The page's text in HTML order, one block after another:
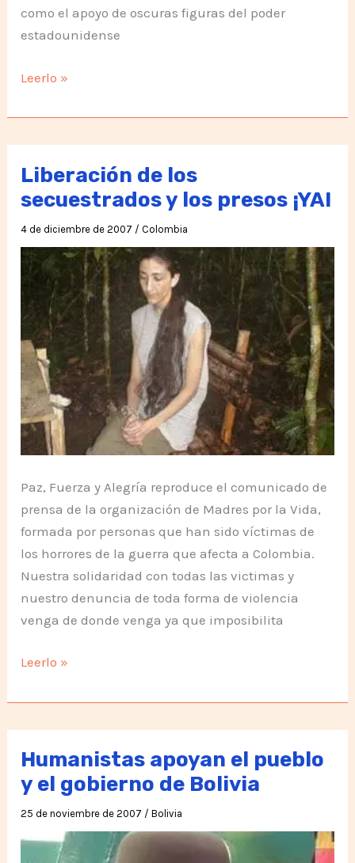
como el apoyo de oscuras figuras del poder
estadounidense
Conspiración
contra
Evo
Morales
Leerlo »
Liberación de los
secuestrados y los presos ¡YA!
4 de diciembre de 2007 / Colombia
Paz, Fuerza y Alegría reproduce el comunicado de
prensa de la organización de Madres por la Vida,
formada por personas que han sido víctimas de
los horrores de la guerra que afecta a Colombia.
Nuestra solidaridad con todas las victimas y
nuestro denuncia de toda forma de violencia
venga de donde venga ya que imposibilita
Liberación
los
secuestrados
y
presos
¡YA!
Leerlo »
Humanistas apoyan el pueblo
y el gobierno de Bolivia
25 de noviembre de 2007 /Bolivia